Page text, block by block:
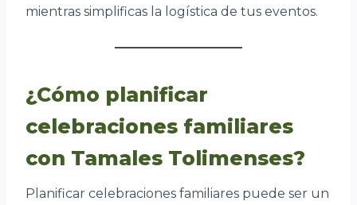
mientras simplificas la logística de tus eventos.
¿Cómo planificar
celebraciones familiares
con Tamales Tolimenses?
Planificar celebraciones familiares puede ser un